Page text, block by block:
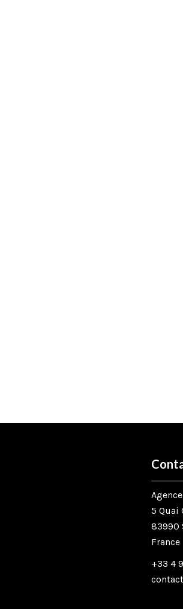
5 Quai
83990
France
+33 4